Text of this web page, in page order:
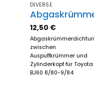
DIVERSE
12,50 €
zwischen
Auspuffkrümmer und
Zylinderkopf für Toyota
BJ60 8/80-9/84